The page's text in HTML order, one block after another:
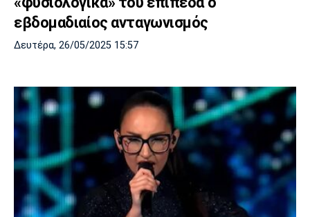
εβδομαδιαίος ανταγωνισμός
Δευτέρα, 26/05/2025 15:57